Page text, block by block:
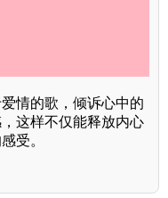
情的歌，倾诉心中的
这样不仅能释放内心
受。